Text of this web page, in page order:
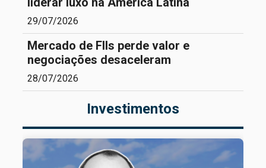
29/07/2026
Mercado de FIIs perde valor e
negociações desaceleram
28/07/2026
Investimentos